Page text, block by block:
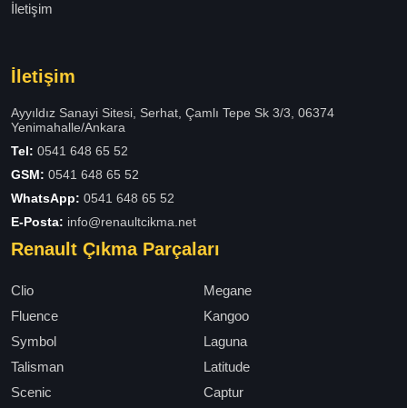
İletişim
İletişim
Ayyıldız Sanayi Sitesi, Serhat, Çamlı Tepe Sk 3/3, 06374
Yenimahalle/Ankara
Tel: 0541 648 65 52
GSM: 0541 648 65 52
WhatsApp: 0541 648 65 52
E-Posta: info@renaultcikma.net
Renault Çıkma Parçaları
Clio
Megane
Fluence
Kangoo
Symbol
Laguna
Talisman
Latitude
Scenic
Captur